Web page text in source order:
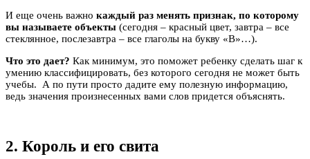
И еще очень важно каждый раз менять признак, по которому
вы называете объекты (сегодня – красный цвет, завтра – все
стеклянное, послезавтра – все глаголы на букву «В»…).
Что это дает? Как минимум, это поможет ребенку сделать шаг к
умению классифицировать, без которого сегодня не может быть
учебы. А по пути просто дадите ему полезную информацию,
ведь значения произнесенных вами слов придется объяснять.
2. Король и его свита